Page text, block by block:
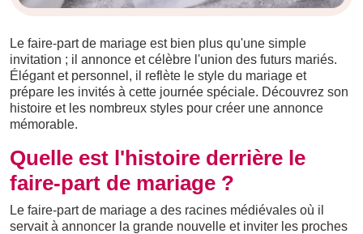
Le faire-part de mariage est bien plus qu'une simple
invitation ; il annonce et célèbre l'union des futurs mariés.
Élégant et personnel, il reflète le style du mariage et
prépare les invités à cette journée spéciale. Découvrez son
histoire et les nombreux styles pour créer une annonce
mémorable.
Quelle est l'histoire derrière le
faire-part de mariage ?
Le faire-part de mariage a des racines médiévales où il
servait à annoncer la grande nouvelle et inviter les proches